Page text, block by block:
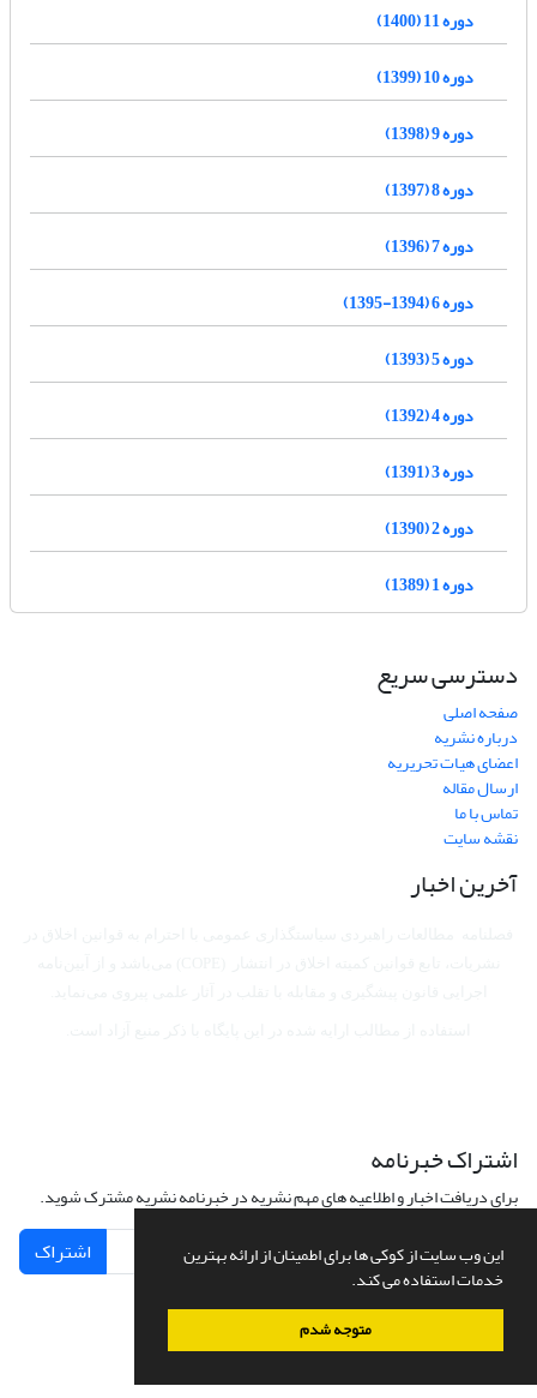
این وب سایت از کوکی ها برای اطمینان از ارائه بهترین
خدمات استفاده می کند.
متوجه شدم
دوره 11 (1400)
دوره 10 (1399)
دوره 9 (1398)
دوره 8 (1397)
دوره 7 (1396)
دوره 6 (1394-1395)
دوره 5 (1393)
دوره 4 (1392)
دوره 3 (1391)
دوره 2 (1390)
دوره 1 (1389)
دسترسی سریع
صفحه اصلی
درباره نشریه
اعضای هیات تحریریه
ارسال مقاله
تماس با ما
نقشه سایت
آخرین اخبار
اشتراک خبرنامه
برای دریافت اخبار و اطلاعیه های مهم نشریه در خبرنامه نشریه مشترک شوید.
اشتراک
سامانه مدیریت نشریات علمی.طراحی و پیاده سازی ازسیناوب